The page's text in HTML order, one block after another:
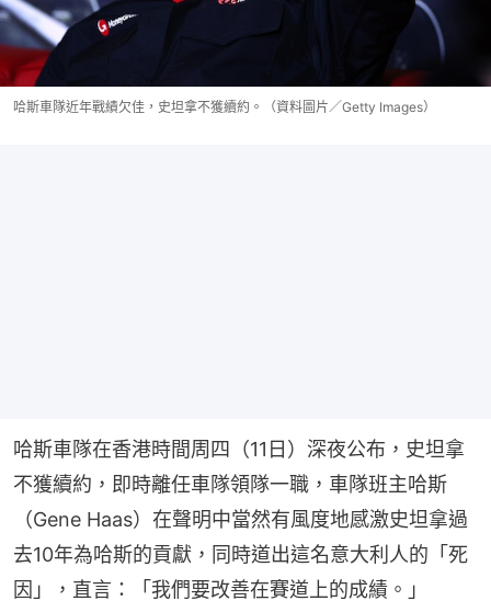
哈斯車隊近年戰績欠佳，史坦拿不獲續約。（資料圖片／Getty Images）
哈斯車隊在香港時間周四（11日）深夜公布，史坦拿
不獲續約，即時離任車隊領隊一職，車隊班主哈斯
（Gene Haas）在聲明中當然有風度地感激史坦拿過
去10年為哈斯的貢獻，同時道出這名意大利人的「死
因」，直言：「我們要改善在賽道上的成績。」